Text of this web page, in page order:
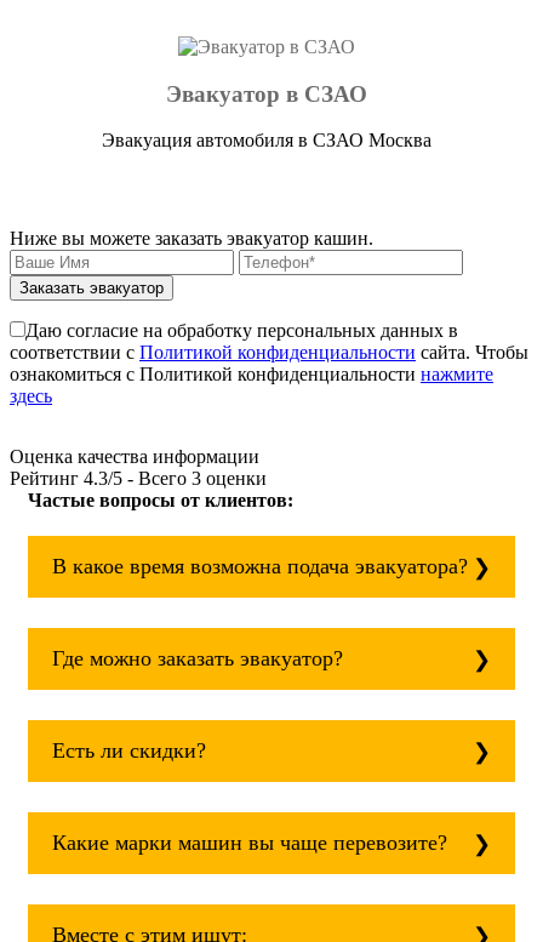
Эвакуатор в СЗАО
Эвакуация автомобиля в СЗАО Москва
Ниже вы можете заказать эвакуатор кашин.
Заказать эвакуатор
Даю согласие на обработку персональных данных в
соответствии с Политикой конфиденциальности сайта. Чтобы
ознакомиться с Политикой конфиденциальности нажмите
здесь
Оценка качества информации
Рейтинг 4.3/5 - Всего 3 оценки
Частые вопросы от клиентов:
В какое время возможна подача эвакуатора?
время. эвакуатор кашин всегда рядом!
Где можно заказать эвакуатор?
на любое расстояние звоните
Есть ли скидки?
можно получить дешево и быстро
Какие марки машин вы чаще перевозите?
isuzu;
Вместе с этим ищут: